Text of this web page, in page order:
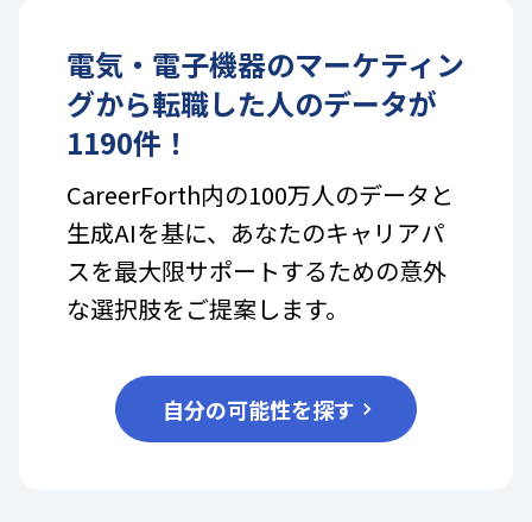
電気・電子機器のマーケティン
グから転職した人のデータが
1190件！
CareerForth内の100万人のデータと
生成AIを基に、あなたのキャリアパ
スを最大限サポートするための意外
な選択肢をご提案します。
自分の可能性を探す